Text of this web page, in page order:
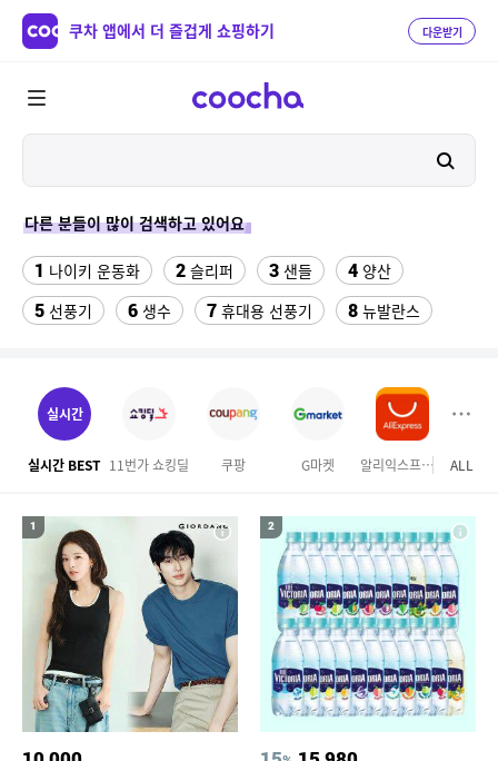
쿠차 앱에서 더 즐겁게 쇼핑하기 다운받기
다른 분들이 많이 검색하고 있어요
1 나이키 운동화 2 슬리퍼 3 샌들 4 양산
5 선풍기 6 생수 7 휴대용 선풍기 8 뉴발란스
12 라인댄스옷 여성실내수영복
15 싼미니인형뽑기기계
17 수향미쌀10kg특등급 18
bmw z4 실내등 조던슬링백
ALL
실시간
실시간 BEST 11번가 쇼킹딜 쿠팡 G마켓 알리익스프레스
1 2